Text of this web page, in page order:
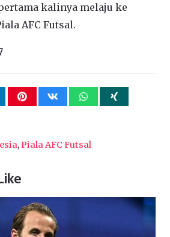
kalinya melaju ke
AFC Futsal.
,Piala AFC Futsal